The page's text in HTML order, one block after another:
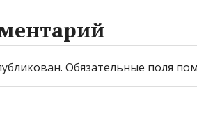
Обязательные поля